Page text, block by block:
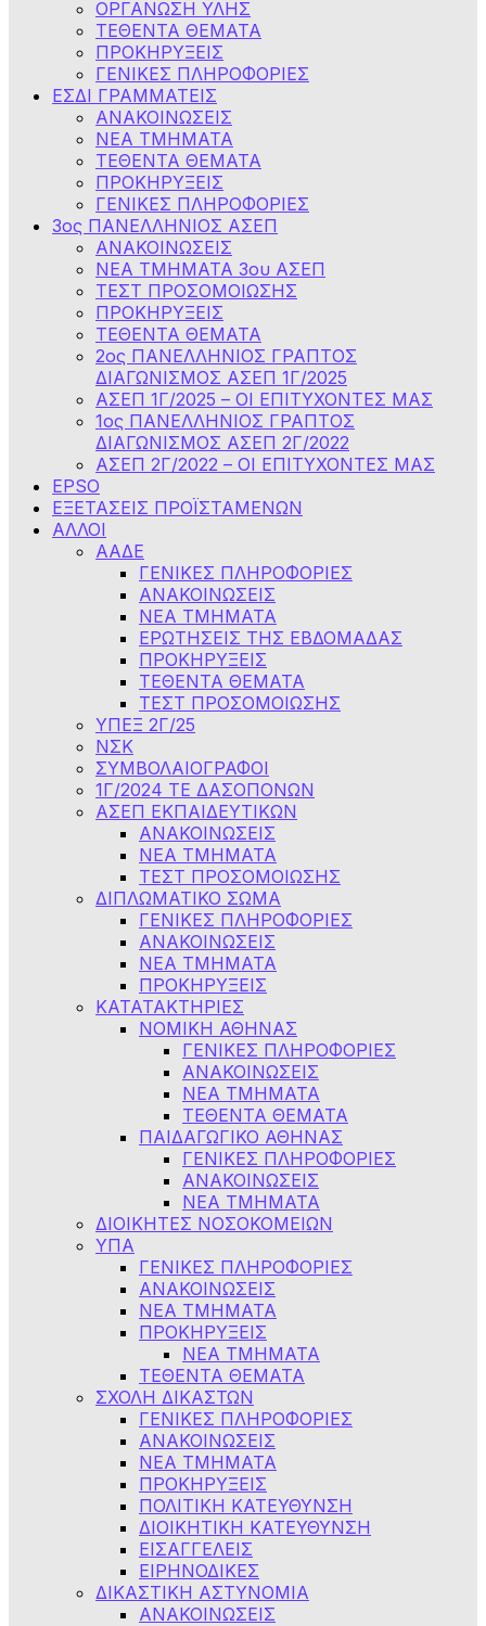
ΟΡΓΑΝΩΣΗ ΥΛΗΣ
ΤΕΘΕΝΤΑ ΘΕΜΑΤΑ
ΠΡΟΚΗΡΥΞΕΙΣ
ΓΕΝΙΚΕΣ ΠΛΗΡΟΦΟΡΙΕΣ
ΕΣΔΙ ΓΡΑΜΜΑΤΕΙΣ
ΑΝΑΚΟΙΝΩΣΕΙΣ
ΝΕΑ ΤΜΗΜΑΤΑ
ΤΕΘΕΝΤΑ ΘΕΜΑΤΑ
ΠΡΟΚΗΡΥΞΕΙΣ
ΓΕΝΙΚΕΣ ΠΛΗΡΟΦΟΡΙΕΣ
3ος ΠΑΝΕΛΛΗΝΙΟΣ ΑΣΕΠ
ΑΝΑΚΟΙΝΩΣΕΙΣ
ΝΕΑ ΤΜΗΜΑΤΑ 3ου ΑΣΕΠ
ΤΕΣΤ ΠΡΟΣΟΜΟΙΩΣΗΣ
ΠΡΟΚΗΡΥΞΕΙΣ
ΤΕΘΕΝΤΑ ΘΕΜΑΤΑ
2ος ΠΑΝΕΛΛΗΝΙΟΣ ΓΡΑΠΤΟΣ
ΔΙΑΓΩΝΙΣΜΟΣ ΑΣΕΠ 1Γ/2025
ΑΣΕΠ 1Γ/2025 – ΟΙ ΕΠΙΤΥΧΟΝΤΕΣ ΜΑΣ
1ος ΠΑΝΕΛΛΗΝΙΟΣ ΓΡΑΠΤΟΣ
ΔΙΑΓΩΝΙΣΜΟΣ ΑΣΕΠ 2Γ/2022
ΑΣΕΠ 2Γ/2022 – ΟΙ ΕΠΙΤΥΧΟΝΤΕΣ ΜΑΣ
EPSO
ΕΞΕΤΑΣΕΙΣ ΠΡΟΪΣΤΑΜΕΝΩΝ
ΑΛΛΟΙ
ΑΑΔΕ
ΓΕΝΙΚΕΣ ΠΛΗΡΟΦΟΡΙΕΣ
ΑΝΑΚΟΙΝΩΣΕΙΣ
NEA TMHMATA
ΕΡΩΤΗΣΕΙΣ ΤΗΣ ΕΒΔΟΜΑΔΑΣ
ΠΡΟΚΗΡΥΞΕΙΣ
ΤΕΘΕΝΤΑ ΘΕΜΑΤΑ
ΤΕΣΤ ΠΡΟΣΟΜΟΙΩΣΗΣ
ΥΠΕΞ 2Γ/25
ΝΣΚ
ΣΥΜΒΟΛΑΙΟΓΡΑΦΟΙ
1Γ/2024 ΤΕ ΔΑΣΟΠΟΝΩΝ
ΑΣΕΠ ΕΚΠΑΙΔΕΥΤΙΚΩΝ
ΑΝΑΚΟΙΝΩΣΕΙΣ
ΝΕΑ ΤΜΗΜΑΤΑ
ΤΕΣΤ ΠΡΟΣΟΜΟΙΩΣΗΣ
ΔΙΠΛΩΜΑΤΙΚΟ ΣΩΜΑ
ΓΕΝΙΚΕΣ ΠΛΗΡΟΦΟΡΙΕΣ
ΑΝΑΚΟΙΝΩΣΕΙΣ
ΝΕΑ ΤΜΗΜΑΤΑ
ΠΡΟΚΗΡΥΞΕΙΣ
ΚΑΤΑΤΑΚΤΗΡΙΕΣ
ΝΟΜΙΚΗ ΑΘΗΝΑΣ
ΓΕΝΙΚΕΣ ΠΛΗΡΟΦΟΡΙΕΣ
ΑΝΑΚΟΙΝΩΣΕΙΣ
ΝΕΑ ΤΜΗΜΑΤΑ
ΤΕΘΕΝΤΑ ΘΕΜΑΤΑ
ΠΑΙΔΑΓΩΓΙΚΟ ΑΘΗΝΑΣ
ΓΕΝΙΚΕΣ ΠΛΗΡΟΦΟΡΙΕΣ
ΑΝΑΚΟΙΝΩΣΕΙΣ
ΝΕΑ ΤΜΗΜΑΤΑ
ΔΙΟΙΚΗΤΕΣ ΝΟΣΟΚΟΜΕΙΩΝ
ΥΠΑ
ΓΕΝΙΚΕΣ ΠΛΗΡΟΦΟΡΙΕΣ
ΑΝΑΚΟΙΝΩΣΕΙΣ
NEA TMHMATA
ΠΡΟΚΗΡΥΞΕΙΣ
ΝΕΑ ΤΜΗΜΑΤΑ
ΤΕΘΕΝΤΑ ΘΕΜΑΤΑ
ΣΧΟΛΗ ΔΙΚΑΣΤΩΝ
ΓΕΝΙΚΕΣ ΠΛΗΡΟΦΟΡΙΕΣ
ΑΝΑΚΟΙΝΩΣΕΙΣ
ΝΕΑ ΤΜΗΜΑΤΑ
ΠΡΟΚΗΡΥΞΕΙΣ
ΠΟΛΙΤΙΚΗ ΚΑΤΕΥΘΥΝΣΗ
ΔΙΟΙΚΗΤΙΚΗ ΚΑΤΕΥΘΥΝΣΗ
ΕΙΣΑΓΓΕΛΕΙΣ
ΕΙΡΗΝΟΔΙΚΕΣ
ΔΙΚΑΣΤΙΚΗ ΑΣΤΥΝΟΜΙΑ
ΑΝΑΚΟΙΝΩΣΕΙΣ